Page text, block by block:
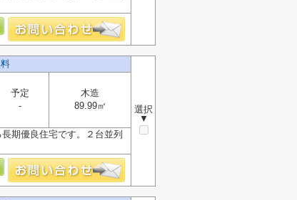
選択
▼
予定
-
木造
89.99㎡
期優良住宅です。２台並列